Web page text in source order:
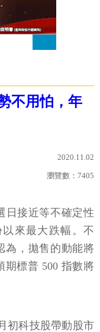
不用怕，年
2020.11.02
瀏覽數： 7405
日接近等不確定性
來最大跌幅。不
為，拋售的動能將
期標普 500 指數將
初科技股帶動股市